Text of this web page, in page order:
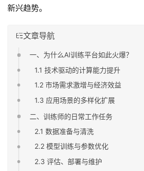
新兴趋势。
文章导航
一、为什么AI训练平台如此火爆？
1.1 技术驱动的计算能力提升
1.2 市场需求激增与经济效益
1.3 应用场景的多样化扩展
二、训练师的日常工作任务
2.1 数据准备与清洗
2.2 模型训练与参数优化
2.3 评估、部署与维护